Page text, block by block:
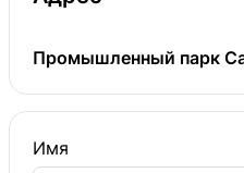
Промышленный парк
Имя